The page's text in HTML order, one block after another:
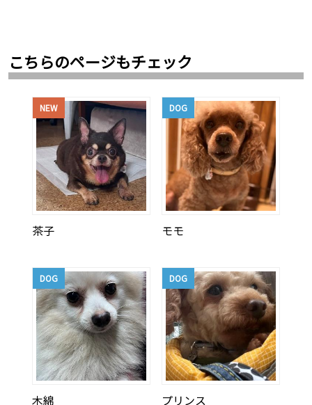
こちらのページもチェック
NEW
茶子
DOG
モモ
DOG
木綿
DOG
プリンス